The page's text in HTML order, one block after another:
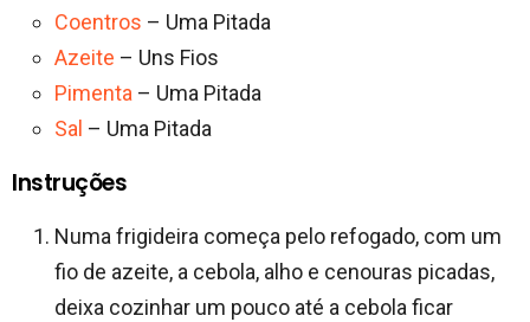
Coentros – Uma Pitada
Azeite – Uns Fios
Pimenta – Uma Pitada
Sal – Uma Pitada
Instruções
Numa frigideira começa pelo refogado, com um
fio de azeite, a cebola, alho e cenouras picadas,
deixa cozinhar um pouco até a cebola ficar